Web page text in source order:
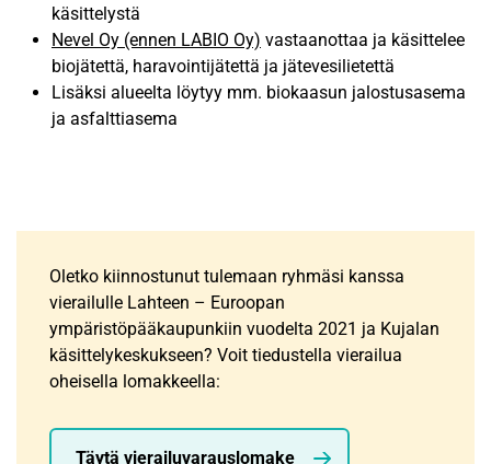
käsittelystä
Nevel Oy (ennen LABIO Oy) vastaanottaa ja käsittelee
biojätettä, haravointijätettä ja jätevesilietettä
Lisäksi alueelta löytyy mm. biokaasun jalostusasema
ja asfalttiasema
Oletko kiinnostunut tulemaan ryhmäsi kanssa
vierailulle Lahteen – Euroopan
ympäristöpääkaupunkiin vuodelta 2021 ja Kujalan
käsittelykeskukseen? Voit tiedustella vierailua
oheisella lomakkeella:
Täytä vierailuvarauslomake